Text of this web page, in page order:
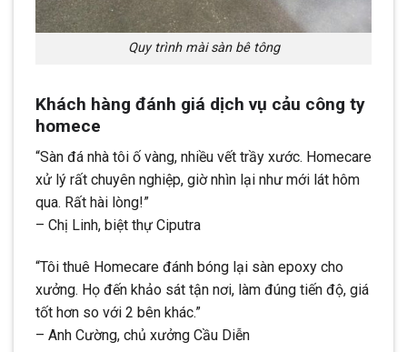
Quy trình mài sàn bê tông
Khách hàng đánh giá dịch vụ cảu công ty
homece
“Sàn đá nhà tôi ố vàng, nhiều vết trầy xước. Homecare
xử lý rất chuyên nghiệp, giờ nhìn lại như mới lát hôm
qua. Rất hài lòng!”
– Chị Linh, biệt thự Ciputra
“Tôi thuê Homecare đánh bóng lại sàn epoxy cho
xưởng. Họ đến khảo sát tận nơi, làm đúng tiến độ, giá
tốt hơn so với 2 bên khác.”
– Anh Cường, chủ xưởng Cầu Diễn